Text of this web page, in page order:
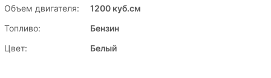
Объем двигателя:
1200 куб.см
Топливо:
Бензин
Цвет:
Белый